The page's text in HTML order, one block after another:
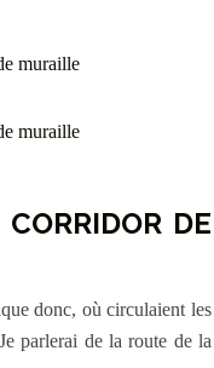
DE
donc, où circulaient les
parlerai de la route de la